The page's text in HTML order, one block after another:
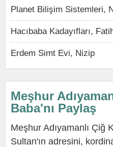
Planet Bilişim Sistemleri,
Hacıbaba Kadayıfları,
Erdem Simt Evi, Nizip
Meşhur
Baba'nı Paylaş
Meşhur Adıyamanlı Çiğ
Sultan'ın adresini,